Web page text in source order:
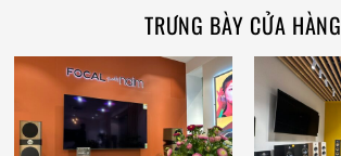
TRƯNG BÀY CỬA HÀNG